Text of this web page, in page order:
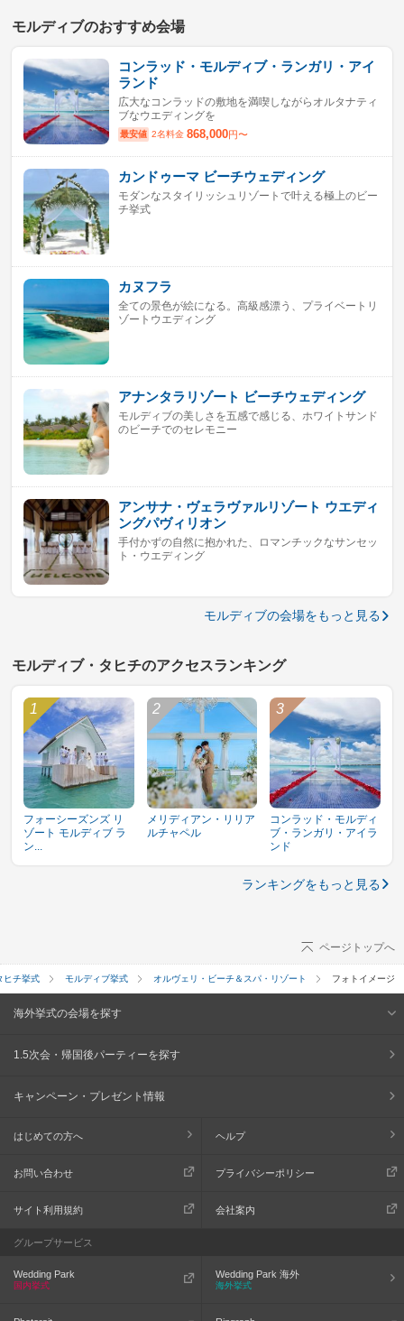
モルディブのおすすめ会場
コンラッド・モルディブ・ランガリ・アイ
ランド
広大なコンラッドの敷地を満喫しながらオルタナティ
ブなウエディングを
最安値 2名料金 868,000円〜
カンドゥーマ ビーチウェディング
モダンなスタイリッシュリゾートで叶える極上のビー
チ挙式
カヌフラ
全ての景色が絵になる。高級感漂う、プライベートリ
ゾートウエディング
アナンタラリゾート ビーチウェディング
モルディブの美しさを五感で感じる、ホワイトサンド
のビーチでのセレモニー
アンサナ・ヴェラヴァルリゾート ウエディ
ングパヴィリオン
手付かずの自然に抱かれた、ロマンチックなサンセッ
ト・ウエディング
モルディブの会場をもっと見る
モルディブ・タヒチのアクセスランキング
フォーシーズンズ リ
ゾート モルディブ ラ
ン...
メリディアン・リリア
ルチャペル
コンラッド・モルディ
ブ・ランガリ・アイラ
ンド
ランキングをもっと見る
ページトップへ
ヒチ挙式 モルディブ挙式 オルヴェリ・ビーチ＆スパ・リゾート フォトイメージ
海外挙式の会場を探す
1.5次会・帰国後パーティーを探す
キャンペーン・プレゼント情報
はじめての方へ ヘルプ
お問い合わせ プライバシーポリシー
サイト利用規約 会社案内
グループサービス
Wedding Park
国内挙式
Wedding Park 海外
海外挙式